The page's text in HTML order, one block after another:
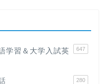
学習＆大学入試英
647
280